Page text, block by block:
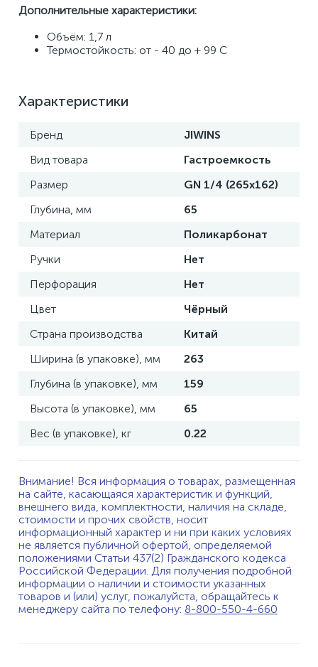
Дополнительные характеристики:
Объём: 1,7 л
Термостойкость: от - 40 до + 99 С
Характеристики
Бренд
JIWINS
Вид товара
Гастроемкость
Размер
GN 1/4 (265х162)
Глубина, мм
65
Материал
Поликарбонат
Ручки
Нет
Перфорация
Нет
Цвет
Чёрный
Страна производства
Китай
Ширина (в упаковке), мм
263
Глубина (в упаковке), мм
159
Высота (в упаковке), мм
65
Вес (в упаковке), кг
0.22
Внимание! Вся информация о товарах, размещенная
на сайте, касающаяся характеристик и функций,
внешнего вида, комплектности, наличия на складе,
стоимости и прочих свойств, носит
информационный характер и ни при каких условиях
не является публичной офертой, определяемой
положениями Статьи 437(2) Гражданского кодекса
Российской Федерации. Для получения подробной
информации о наличии и стоимости указанных
товаров и (или) услуг, пожалуйста, обращайтесь к
менеджеру сайта по телефону: 8-800-550-4-660